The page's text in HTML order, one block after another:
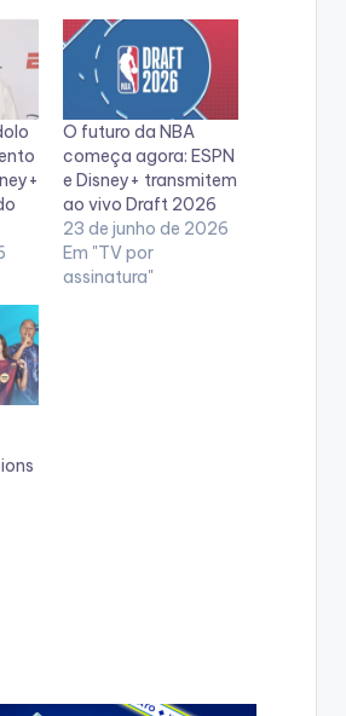
O futuro da NBA
começa agora: ESPN
e Disney+ transmitem
ao vivo Draft 2026
23 de junho de 2026
Em "TV por
assinatura"